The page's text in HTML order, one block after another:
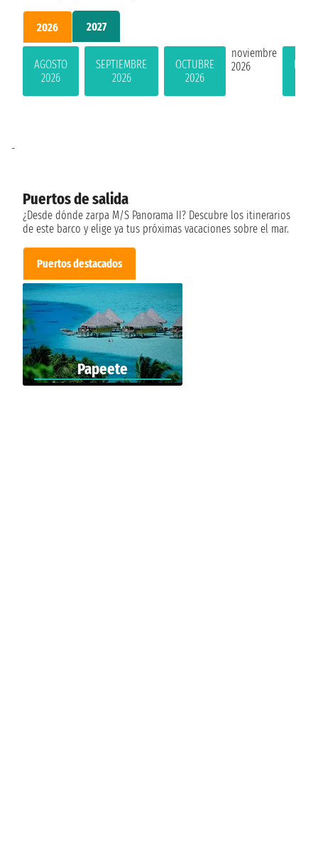
2026 2027
AGOSTO
2026
SEPTIEMBRE
2026
OCTUBRE
2026
noviembre
2026
Puertos de salida
¿Desde dónde zarpa M/S Panorama II? Descubre los itinerarios
de este barco y elige ya tus próximas vacaciones sobre el mar.
Puertos destacados
Papeete
-